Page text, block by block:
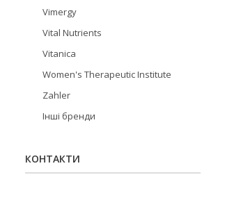
Vimergy
Vital Nutrients
Vitanica
Women's Therapeutic Institute
Zahler
Інші бренди
КОНТАКТИ